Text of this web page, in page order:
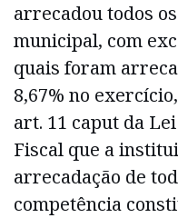
arrecadou todos
municipal, com
quais foram
8,67% no
art. 11 caput da
Fiscal que a
arrecadação de
competência